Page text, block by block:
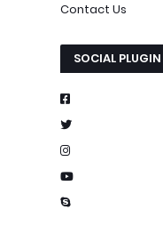
Contact Us
SOCIAL PLUGIN